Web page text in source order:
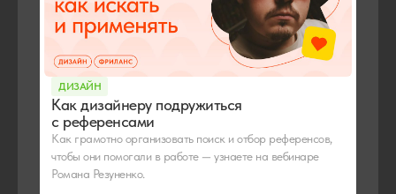
ДИЗАЙН
Как дизайнеру подружиться
с референсами
Как грамотно организовать поиск и отбор референсов,
чтобы они помогали в работе — узнаете на вебинаре
Романа Резуненко.